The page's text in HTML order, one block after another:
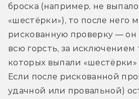
броска (например, не
«шестёрки»), то после него
рискованную проверку — он
всю горсть, за исключением
которых выпали «шестёрки»
Если после рискованной
удачной или провальной)